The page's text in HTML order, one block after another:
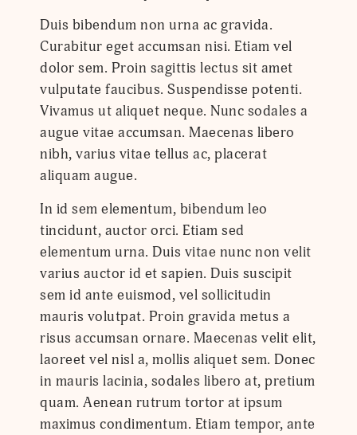
Duis bibendum non urna ac gravida.
Curabitur eget accumsan nisi. Etiam vel
dolor sem. Proin sagittis lectus sit amet
vulputate faucibus. Suspendisse potenti.
Vivamus ut aliquet neque. Nunc sodales a
augue vitae accumsan. Maecenas libero
nibh, varius vitae tellus ac, placerat
aliquam augue.
In id sem elementum, bibendum leo
tincidunt, auctor orci. Etiam sed
elementum urna. Duis vitae nunc non velit
varius auctor id et sapien. Duis suscipit
sem id ante euismod, vel sollicitudin
mauris volutpat. Proin gravida metus a
risus accumsan ornare. Maecenas velit elit,
laoreet vel nisl a, mollis aliquet sem. Donec
in mauris lacinia, sodales libero at, pretium
quam. Aenean rutrum tortor at ipsum
maximus condimentum. Etiam tempor, ante